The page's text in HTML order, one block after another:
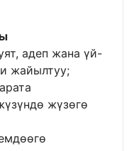
адеп жана үй-
жайылтуу;
жүзөгө